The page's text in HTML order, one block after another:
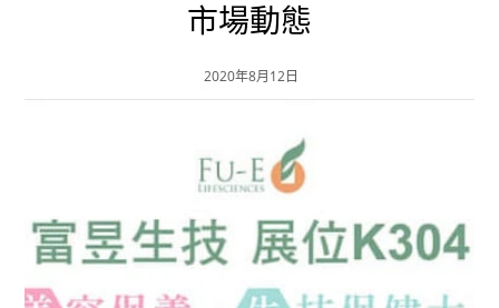
市場動態
2020年8月12日